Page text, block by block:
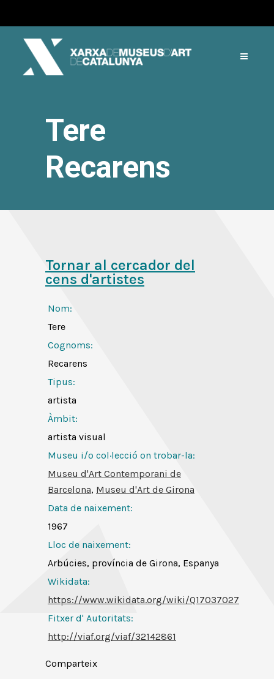
Tere
Recarens
Tornar al cercador del
cens d'artistes
Nom:
Tere
Cognoms:
Recarens
Tipus:
artista
Àmbit:
artista visual
Museu i/o col·lecció on trobar-la:
Museu d'Art Contemporani de
Barcelona, Museu d'Art de Girona
Data de naixement:
1967
Lloc de naixement:
Arbúcies, província de Girona, Espanya
Wikidata:
https://www.wikidata.org/wiki/Q17037027
Fitxer d' Autoritats:
http://viaf.org/viaf/32142861
Comparteix